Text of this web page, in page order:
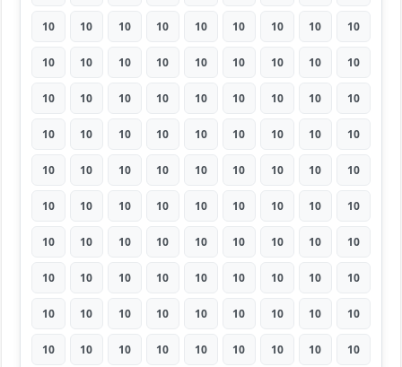
10 10 10 10 10 10 10 10 10
10 10 10 10 10 10 10 10 10
10 10 10 10 10 10 10 10 10
10 10 10 10 10 10 10 10 10
10 10 10 10 10 10 10 10 10
10 10 10 10 10 10 10 10 10
10 10 10 10 10 10 10 10 10
10 10 10 10 10 10 10 10 10
10 10 10 10 10 10 10 10 10
10 10 10 10 10 10 10 10 10